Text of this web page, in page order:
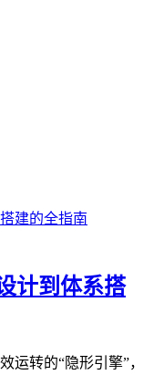
计到体系搭
运转的“隐形引擎”，